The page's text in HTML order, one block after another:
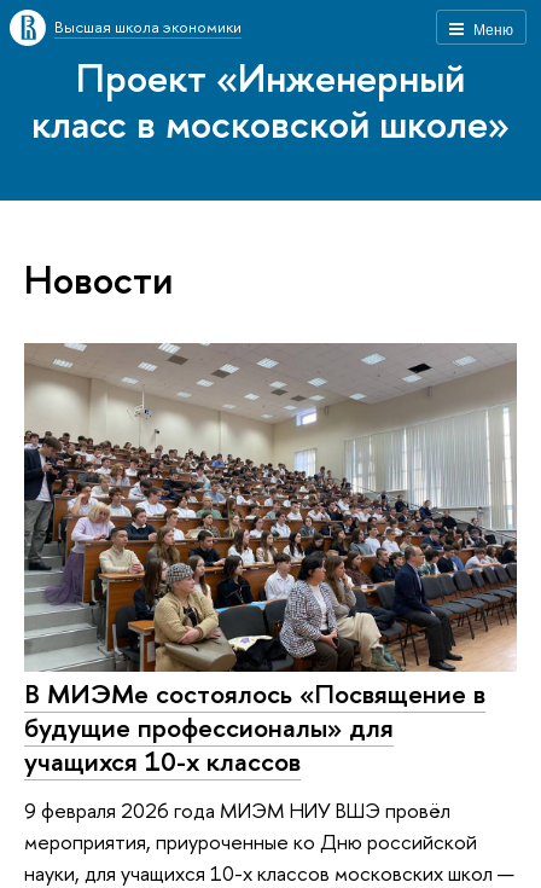
Меню
Высшая школа экономики
Проект «Инженерный
класс в московской школе»
Новости
В МИЭМе состоялось «Посвящение в
будущие профессионалы» для
учащихся 10-х классов
9 февраля 2026 года МИЭМ НИУ ВШЭ провёл
мероприятия, приуроченные ко Дню российской
науки, для учащихся 10-х классов московских школ —